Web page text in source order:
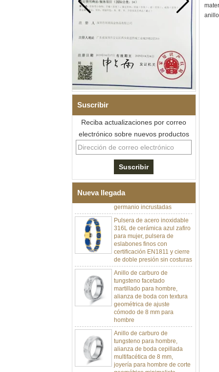
Suscribir
Reciba actualizaciones por correo
electrónico sobre nuevos productos
Nueva llegada
Pulsera de eslabones I de
acero inoxidable 304 de
cerámica con circonita negra
para hombre, cierre
desplegable de doble
empuje 316L, pulsera de
eslabones de terapia con
piedras magnéticas y de
germanio incrustadas
Pulsera de acero inoxidable
316L de cerámica azul zafiro
para mujer, pulsera de
eslabones finos con
certificación EN1811 y cierre
de doble presión sin costuras
Anillo de carburo de
tungsteno facetado
martillado para hombre,
alianza de boda con textura
geométrica de ajuste
cómodo de 8 mm para
hombre
Anillo de carburo de
tungsteno para hombre,
alianza de boda cepillada
multifacética de 8 mm,
joyería para hombre de corte
geométrico minimalista